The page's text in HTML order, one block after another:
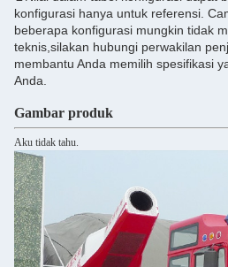
konfigurasi hanya untuk referensi.
beberapa konfigurasi mungkin tidak
teknis,silakan hubungi perwakilan
membantu Anda memilih spesifikasi
Anda.
Gambar produk
Aku tidak tahu.